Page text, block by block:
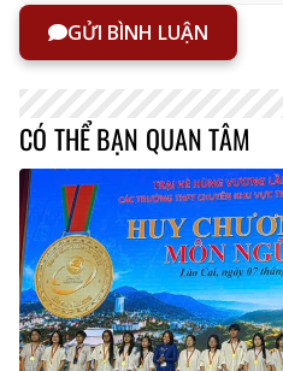
GỬI BÌNH LUẬN
CÓ THỂ BẠN QUAN TÂM